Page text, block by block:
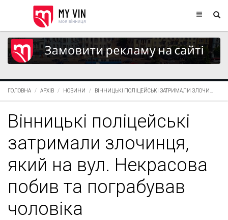
ГОЛОВНА АРХІВ НОВИНИ ВІННИЦЬКІ ПОЛІЦЕЙСЬКІ ЗАТРИМАЛИ ЗЛОЧИ...
Вінницькі поліцейські
затримали злочинця,
який на вул. Некрасова
побив та пограбував
чоловіка